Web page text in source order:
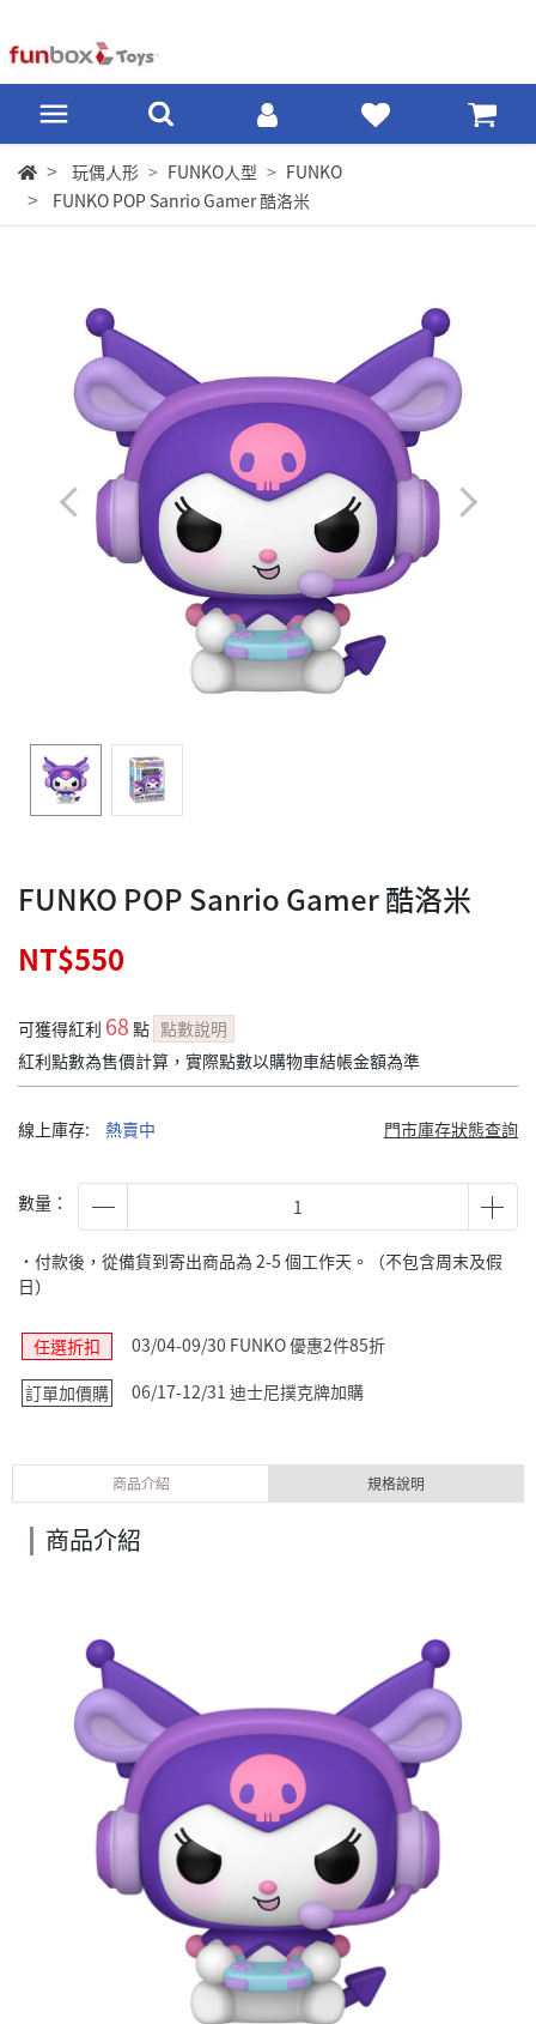
玩偶人形 FUNKO人型
FUNKO
FUNKO POP Sanrio Gamer 酷洛米
FUNKO POP Sanrio Gamer 酷洛米
NT$550
可獲得紅利 68 點 點數說明
紅利點數為售價計算，實際點數以購物車結帳金額為準
線上庫存: 熱賣中 門市庫存狀態查詢
數量：
˙付款後，從備貨到寄出商品為 2-5 個工作天。（不包含周末及假
日）
任選折扣
03/04-09/30 FUNKO 優惠2件85折
訂單加價購
06/17-12/31 迪士尼撲克牌加購
商品介紹 規格說明
商品介紹